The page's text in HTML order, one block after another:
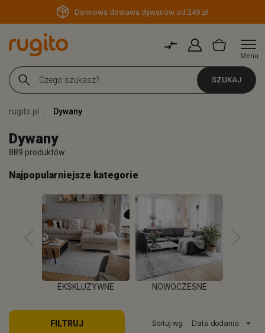
Darmowa dostawa dywanów od 249 zł
Menu
SZUKAJ
rugito.pl Dywany
Dywany
889 produktów
Najpopularniejsze kategorie
EKSKLUZYWNE NOWOCZESNE
FILTRUJ Sortuj wg: